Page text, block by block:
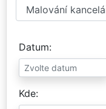
Datum
Kde